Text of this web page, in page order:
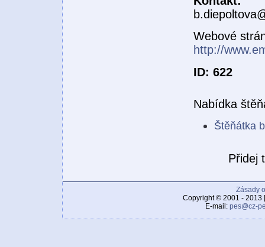
Webové
http://
ID: 622
Nabídka
Štěňátka
Přidej
Zásady
Copyright © 2001 - 2013
E-mail: pes@cz-